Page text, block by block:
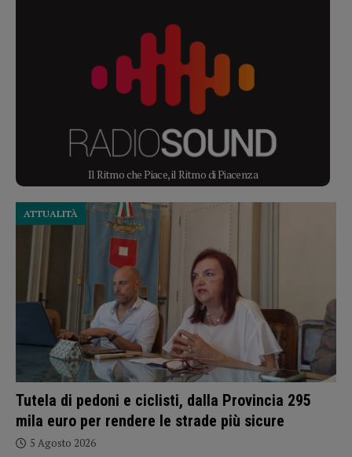
Il Ritmo che Piace, il Ritmo di Piacenza
Tutela di pedoni e ciclisti, dalla Provincia 295
mila euro per rendere le strade più sicure
ATTUALITÀ
5 Agosto 2026